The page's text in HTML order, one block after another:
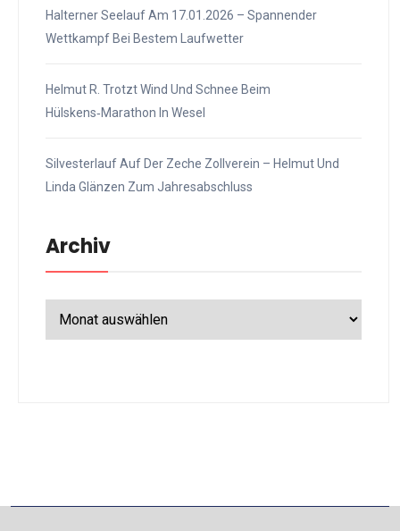
Halterner Seelauf Am 17.01.2026 – Spannender
Wettkampf Bei Bestem Laufwetter
Helmut R. Trotzt Wind Und Schnee Beim
Hülskens‑Marathon In Wesel
Silvesterlauf Auf Der Zeche Zollverein – Helmut Und
Linda Glänzen Zum Jahresabschluss
Archiv